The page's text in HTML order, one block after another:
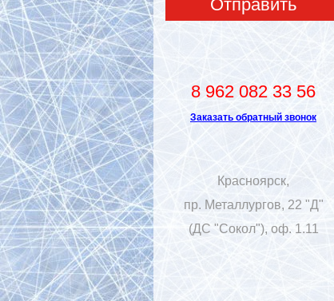
Отправить
8 962 082 33 56
Заказать обратный звонок
Красноярск,
пр. Металлургов, 22 "Д"
(ДС "Сокол"), оф. 1.11